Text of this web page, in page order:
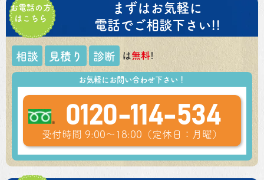
お電話の方
はこちら
まずはお気軽に
電話でご相談下さい!!
相談 見積り 診断 は無料!
お気軽にお問い合わせ下さい！
0120-114-534
受付時間 9:00～18:00（定休日：月曜）